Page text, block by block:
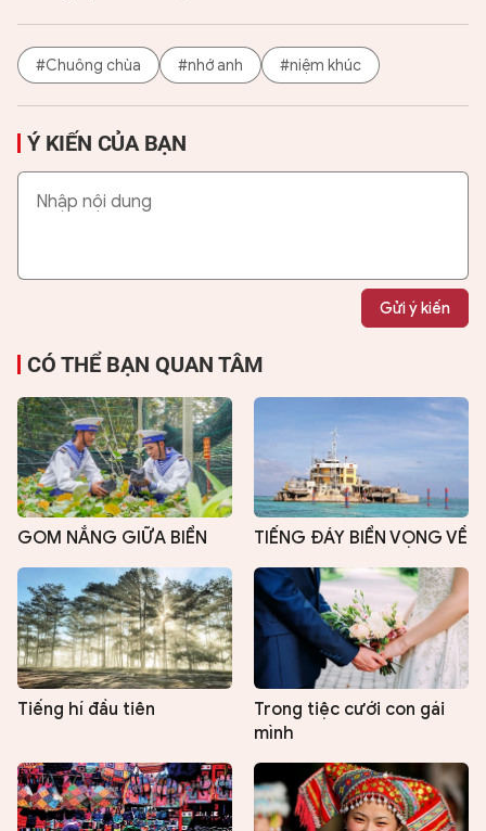
#Chuông chùa #nhớ anh #niệm khúc
Ý KIẾN CỦA BẠN
Gửi ý kiến
CÓ THỂ BẠN QUAN TÂM
GOM NẮNG GIỮA BIỂN TIẾNG ĐÁY BIỂN VỌNG VỀ
Tiếng hí đầu tiên
Trong tiệc cưới con gái
mình